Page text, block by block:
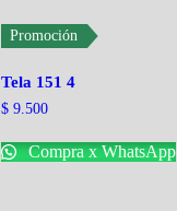
Promoción
Tela 151 4
$9.500
Compra x WhatsApp